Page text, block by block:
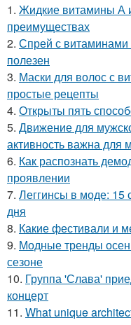
1. Жидкие витамины А
преимуществах
2. Спрей с витаминами
полезен
3. Маски для волос с
простые рецепты
4. Открыты пять
5. Движение для
активность важна для
6. Как распознать
проявлении
7. Леггинсы в моде: 15
дня
8. Какие фестивали и
9. Модные тренды
сезоне
10. Группа 'Слава'
концерт
11. What unique